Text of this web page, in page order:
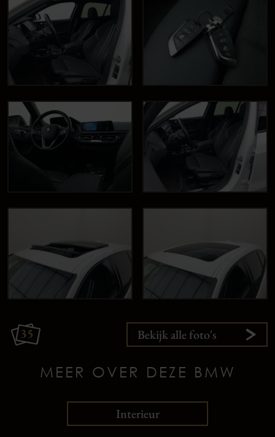
35 Bekijk alle foto's
MEER OVER DEZE BMW
Interieur